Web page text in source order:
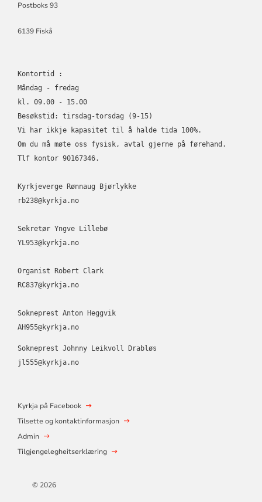
Postboks 93
6139 Fiskå
Kontortid :
Måndag - fredag
kl. 09.00 - 15.00
Besøkstid: tirsdag-torsdag (9-15)
Vi har ikkje kapasitet til å halde tida 100%.
Om du må møte oss fysisk, avtal gjerne på førehand.
Tlf kontor 90167346.
Kyrkjeverge Rønnaug Bjørlykke
rb238@kyrkja.no
Sekretør Yngve Lillebø
YL953@kyrkja.no
Organist Robert Clark
RC837@kyrkja.no
Sokneprest Anton Heggvik
AH955@kyrkja.no
Sokneprest Johnny Leikvoll Drabløs
jl555@kyrkja.no
Kyrkja på Facebook
Tilsette og kontaktinformasjon
Admin
Tilgjengelegheitserklæring
© 2026